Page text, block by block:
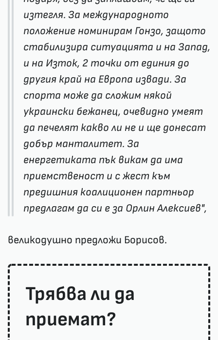
изтегля. За международното
положение номинирам Гонзо, защото
стабилизира ситуацията и на Запад,
и на Изток, 2 точки от единия до
другия край на Европа извади. За
спорта може да сложим някой
украински бежанец, очевидно умеят
да печелят какво ли не и ще донесат
добър манталитет. За
енергетиката пък викам да има
приемственост и с жест към
предишния коалиционен партньор
предлагам да си е за Орлин Алексиев",
великодушно предложи Борисов.
Трябва ли да
приемат?